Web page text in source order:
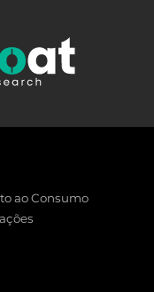
ao Consumo